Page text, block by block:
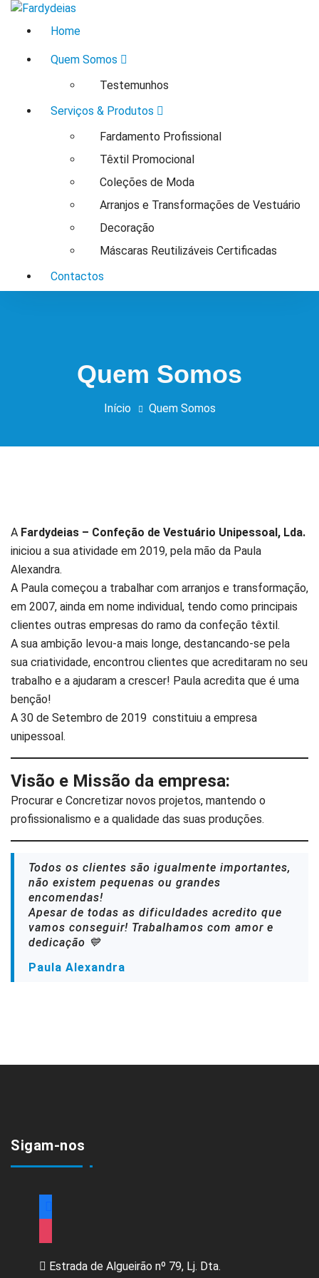
Saltar
conteúdo
Atelier de Costura - Arranjos & Fardamento
Home
Quem Somos
Testemunhos
Serviços & Produtos
Fardamento Profissional
Têxtil Promocional
Coleções de Moda
Arranjos e Transformações de Vestuário
Decoração
Máscaras Reutilizáveis Certificadas
Contactos
Quem Somos
Início Quem Somos
A Fardydeias – Confeção de Vestuário Unipessoal, Lda.
iniciou a sua atividade em 2019, pela mão da Paula
Alexandra.
A Paula começou a trabalhar com arranjos e transformação,
em 2007, ainda em nome individual, tendo como principais
clientes outras empresas do ramo da confeção têxtil.
A sua ambição levou-a mais longe, destancando-se pela
sua criatividade, encontrou clientes que acreditaram no seu
trabalho e a ajudaram a crescer! Paula acredita que é uma
benção!
A 30 de Setembro de 2019 constituiu a empresa
unipessoal.
Visão e Missão da empresa:
Procurar e Concretizar novos projetos, mantendo o
profissionalismo e a qualidade das suas produções.
Todos os clientes são igualmente importantes,
não existem pequenas ou grandes
encomendas!
Apesar de todas as dificuldades acredito que
vamos conseguir! Trabalhamos com amor e
dedicação 💙
Paula Alexandra
Sigam-nos
facebook
instagram
Estrada de Algueirão nº 79, Lj. Dta.